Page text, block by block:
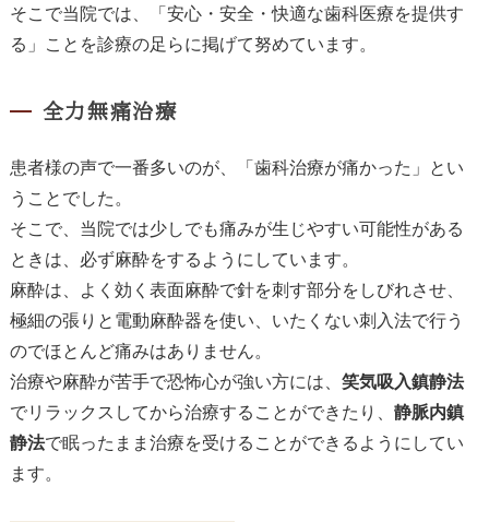
そこで当院では、「安心・安全・快適な歯科医療を提供す
る」ことを診療の足らに掲げて努めています。
全力無痛治療
患者様の声で一番多いのが、「歯科治療が痛かった」とい
うことでした。
そこで、当院では少しでも痛みが生じやすい可能性がある
ときは、必ず麻酔をするようにしています。
麻酔は、よく効く表面麻酔で針を刺す部分をしびれさせ、
極細の張りと電動麻酔器を使い、いたくない刺入法で行う
のでほとんど痛みはありません。
治療や麻酔が苦手で恐怖心が強い方には、 笑気吸入鎮静法
でリラックスしてから治療することができたり、 静脈内鎮
静法で眠ったまま治療を受けることができるようにしてい
ます。